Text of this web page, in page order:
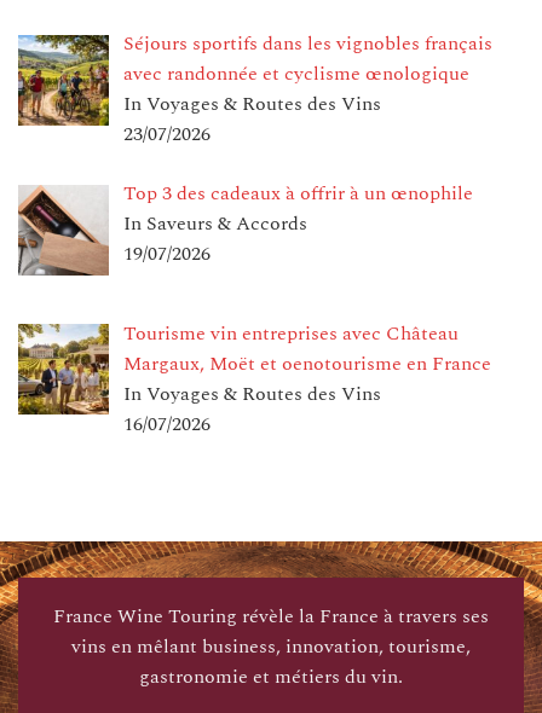
Séjours sportifs dans les vignobles français
avec randonnée et cyclisme œnologique
In Voyages & Routes des Vins
23/07/2026
Top 3 des cadeaux à offrir à un œnophile
In Saveurs & Accords
19/07/2026
Tourisme vin entreprises avec Château
Margaux, Moët et oenotourisme en France
In Voyages & Routes des Vins
16/07/2026
France Wine Touring révèle la France à travers ses
vins en mêlant business, innovation, tourisme,
gastronomie et métiers du vin.